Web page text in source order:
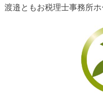
渡邉ともお税理士事務所